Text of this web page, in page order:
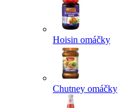
Hoisin omáčky
Chutney omáčky